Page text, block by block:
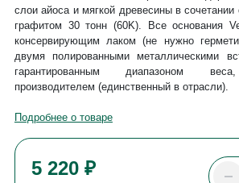
5 220 ₽
слои айоса и мягкой древесины в
графитом 30 тонн (60K). Все основания
консервирующим лаком (не нужно
двумя полированными металлическими
гарантированным диапазоном
производителем (единственный в отрасли).
Подробнее о товаре